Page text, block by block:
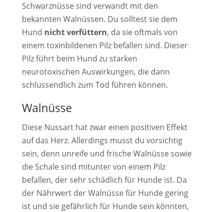
Schwarznüsse sind verwandt mit den
bekannten Walnüssen. Du solltest sie dem
Hund nicht verfüttern, da sie oftmals von
einem toxinbildenen Pilz befallen sind. Dieser
Pilz führt beim Hund zu starken
neurotoxischen Auswirkungen, die dann
schlussendlich zum Tod führen können.
Walnüsse
Diese Nussart hat zwar einen positiven Effekt
auf das Herz. Allerdings musst du vorsichtig
sein, denn unreife und frische Walnüsse sowie
die Schale sind mitunter von einem Pilz
befallen, der sehr schädlich für Hunde ist. Da
der Nährwert der Walnüsse für Hunde gering
ist und sie gefährlich für Hunde sein könnten,